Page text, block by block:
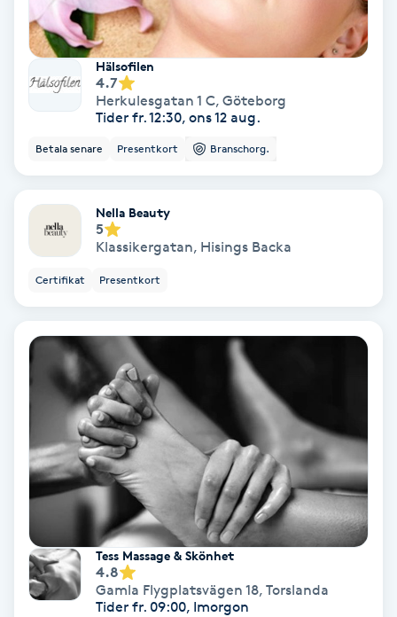
Fransförlängning Volym
Fransk manikyr
Fransrengöring
Frekvensterapi
Friskvård
Friskvårdsmassage
Funktionsanalys
Föning
Gel naglar
Gelenaglar
Hälsofilen
4.7
Herkulesgatan 1 C, Göteborg
Tider fr. 12:30, ons 12 aug.
Betala senare Presentkort Branschorg.
Nella Beauty
5
Klassikergatan, Hisings Backa
Certifikat Presentkort
Tess Massage & Skönhet
4.8
Gamla Flygplatsvägen 18, Torslanda
Tider fr. 09:00, Imorgon